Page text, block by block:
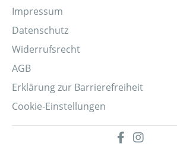
Impressum
Datenschutz
Widerrufsrecht
AGB
Erklärung zur Barrierefreiheit
Cookie-Einstellungen